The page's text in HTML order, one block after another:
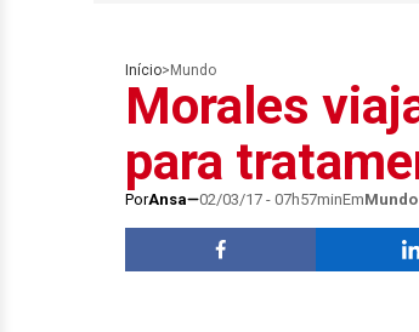
Início> Mundo
Morales
para
PorAnsa 02/03/17 - 07h57minEmMundo